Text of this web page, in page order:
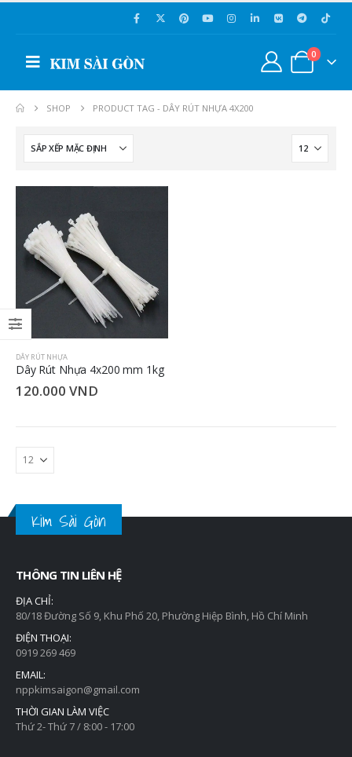
0
SHOP PRODUCT TAG - DÂY RÚT NHỰA 4X200
DÂY RÚT NHỰA
Dây Rút Nhựa 4x200 mm 1kg
120.000 VND
35.000
Băng keo điện 10 yard -0.2kg-1.8cm
22.000VND
Kim Sài Gòn
THÔNG TIN LIÊN HỆ
ĐỊA CHỈ:
80/18 Đường Số 9, Khu Phố 20, Phường Hiệp Bình, Hồ Chí Minh
ĐIỆN THOẠI:
0919 269 469
EMAIL:
nppkimsaigon@gmail.com
THỜI GIAN LÀM VIỆC
Thứ 2- Thứ 7 / 8:00 - 17:00